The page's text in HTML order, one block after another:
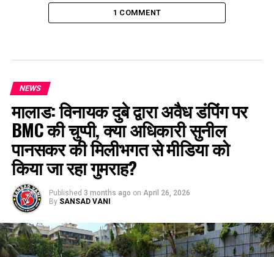
1 COMMENT
NEWS
मालाड: विनायक दुबे द्वारा अवैध डंपिंग पर
BMC की चुप्पी, क्या अधिकारी सुनील
पानसकर की मिलीभगत से मीडिया को
किया जा रहा गुमराह?
Published 3 months ago on April 26, 2026
By SANSAD VANI